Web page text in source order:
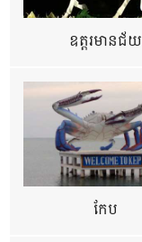
ឧត្ដរមានជ័យ
កែប